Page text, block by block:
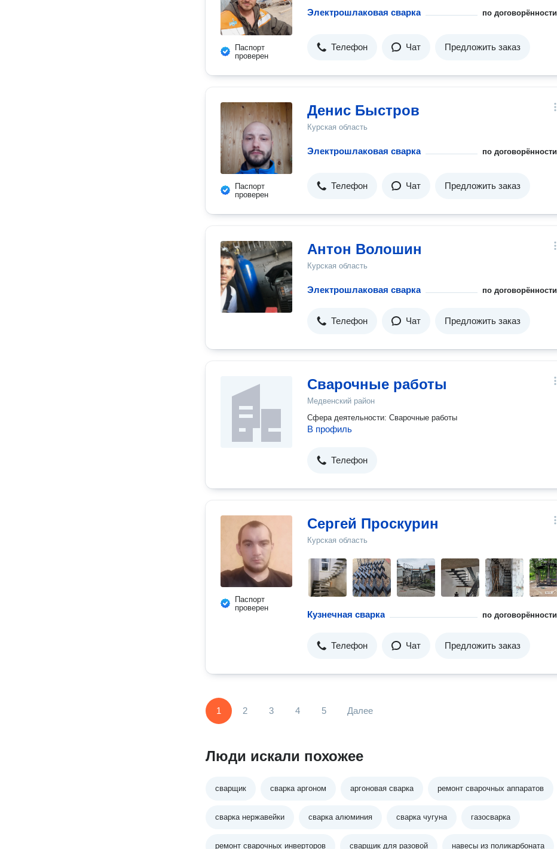
Паспорт
проверен
Электрошлаковая сварка по договорённости
Телефон Чат Предложить заказ
Паспорт
проверен
Денис Быстров
Курская область
Электрошлаковая сварка по договорённости
Телефон Чат Предложить заказ
Антон Волошин
Курская область
Электрошлаковая сварка по договорённости
Телефон Чат Предложить заказ
Сварочные работы
Медвенский район
Сфера деятельности: Сварочные работы
В профиль
Телефон
Паспорт
проверен
Сергей Проскурин
Курская область
Кузнечная сварка по договорённости
Телефон Чат Предложить заказ
1 2 3 4 5 Далее
Люди искали похожее
сварщик сварка аргоном аргоновая сварка ремонт сварочных аппаратов
сварка нержавейки сварка алюминия сварка чугуна газосварка
ремонт сварочных инверторов сварщик для разовой навесы из поликарбоната